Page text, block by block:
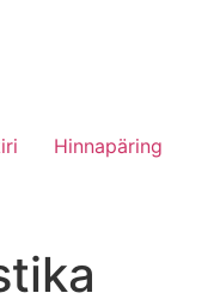
Hinnapäring